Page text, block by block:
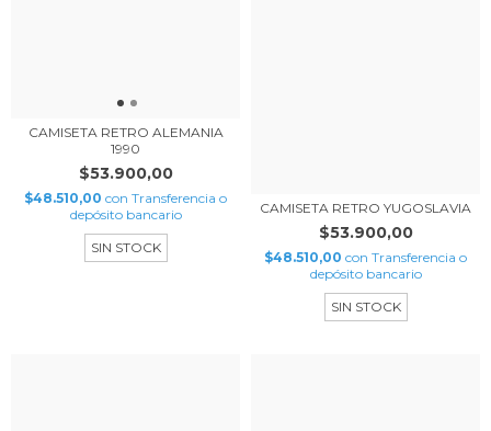
CAMISETA RETRO ALEMANIA
1990
$53.900,00
$48.510,00 con Transferencia o
depósito bancario
SIN STOCK
CAMISETA RETRO YUGOSLAVIA
$53.900,00
$48.510,00 con Transferencia o
depósito bancario
SIN STOCK